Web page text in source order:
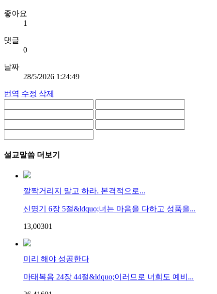
좋아요
1
댓글
0
날짜
28/5/2026 1:24:49
번역 수정 삭제
설교말씀 더보기
깔짝거리지 말고 하라. 본격적으로...
신명기 6장 5절&ldquo;너는 마음을 다하고 성품을...
13,00301
미리 해야 성공한다
마태복음 24장 44절&ldquo;이러므로 너희도 예비...